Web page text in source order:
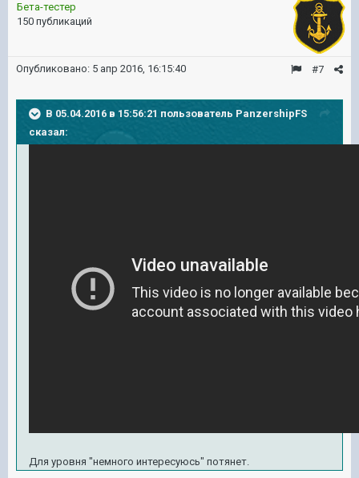
Бета-тестер
150 публикаций
#7
Опубликовано: 5 апр 2016, 16:15:40
В 05.04.2016 в 15:56:21 пользователь PanzershipFS
сказал:
Для уровня "немного интересуюсь" потянет.